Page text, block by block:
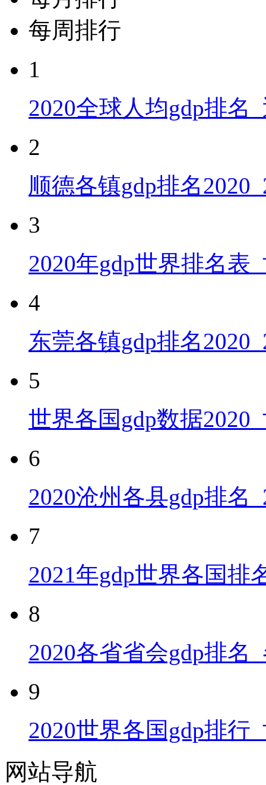
每周排行
1
2020全球人均gdp排名
2
顺德各镇gdp排名
3
2020年gdp世界排名表
4
东莞各镇gdp排名
5
世界各国gdp数据
6
2020沧州各县gdp排名
7
2021年gdp世界各国排
8
2020各省省会gdp排名
9
2020世界各国gdp排行
网站导航